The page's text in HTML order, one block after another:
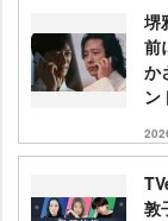
堺
前
か
ン
敦